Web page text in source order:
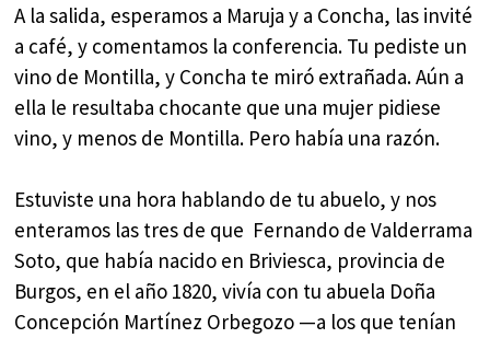
A la salida, esperamos a Maruja y a Concha, las invité
a café, y comentamos la conferencia. Tu pediste un
vino de Montilla, y Concha te miró extrañada. Aún a
ella le resultaba chocante que una mujer pidiese
vino, y menos de Montilla. Pero había una razón.
Estuviste una hora hablando de tu abuelo, y nos
enteramos las tres de que Fernando de Valderrama
Soto, que había nacido en Briviesca, provincia de
Burgos, en el año 1820, vivía con tu abuela Doña
Concepción Martínez Orbegozo —a los que tenían